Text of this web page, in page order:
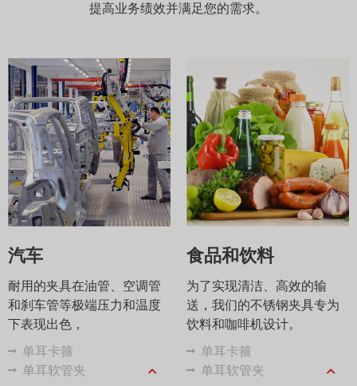
提高业务绩效并满足您的需求。
汽车
耐用的夹具在油管、空调管
和刹车管等极端压力和温度
下表现出色，
单耳卡箍
单耳软管夹
食品和饮料
为了实现清洁、高效的输
送，我们的不锈钢夹具专为
饮料和咖啡机设计。
单耳卡箍
单耳软管夹